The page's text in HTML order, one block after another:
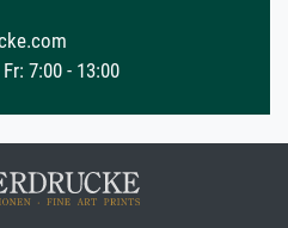
7:00 - 13:00